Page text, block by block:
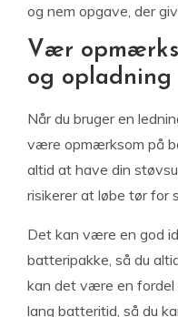
og nem opgave, der
Vær
og opladning
Når du bruger en
være opmærksom på
altid at have din
risikerer at løbe tør for
Det kan være en god
batteripakke, så du
kan det være en
lang batteritid, så du